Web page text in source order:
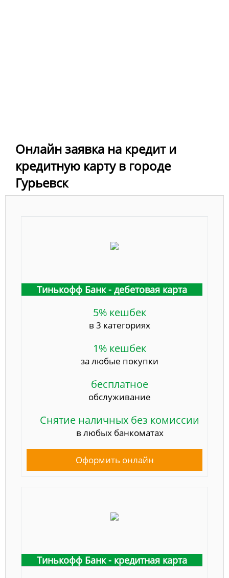
Онлайн заявка на кредит и
кредитную карту в городе
Гурьевск
Тинькофф Банк - дебетовая карта
5% кешбек
в 3 категориях
1% кешбек
за любые покупки
бесплатное
обслуживание
Снятие наличных без комиссии
в любых банкоматах
Оформить онлайн
Тинькофф Банк - кредитная карта